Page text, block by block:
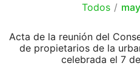
Todos /
Acta de la reunión del
de propietarios de la
celebrada el 7